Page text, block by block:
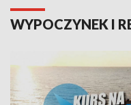
WYPOCZYNEK I